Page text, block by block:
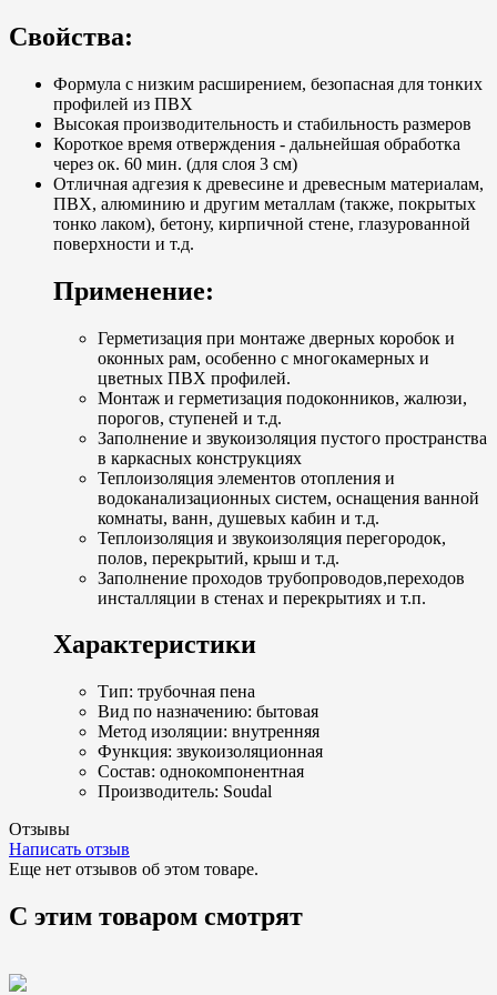
Свойства:
Формула с низким расширением, безопасная для тонких
профилей из ПВХ
Высокая производительность и стабильность размеров
Короткое время отверждения - дальнейшая обработка
через ок. 60 мин. (для слоя 3 см)
Отличная адгезия к древесине и древесным материалам,
ПВХ, алюминию и другим металлам (также, покрытых
тонко лаком), бетону, кирпичной стене, глазурованной
поверхности и т.д.
Применение:
Герметизация при монтаже дверных коробок и
оконных рам, особенно с многокамерных и
цветных ПВХ профилей.
Монтаж и герметизация подоконников, жалюзи,
порогов, ступеней и т.д.
Заполнение и звукоизоляция пустого пространства
в каркасных конструкциях
Теплоизоляция элементов отопления и
водоканализационных систем, оснащения ванной
комнаты, ванн, душевых кабин и т.д.
Теплоизоляция и звукоизоляция перегородок,
полов, перекрытий, крыш и т.д.
Заполнение проходов трубопроводов,переходов
инсталляции в стенах и перекрытиях и т.п.
Характеристики
Тип: трубочная пена
Вид по назначению: бытовая
Метод изоляции: внутренняя
Функция: звукоизоляционная
Состав: однокомпонентная
Производитель: Soudal
Отзывы
Написать отзыв
Еще нет отзывов об этом товаре.
С этим товаром смотрят